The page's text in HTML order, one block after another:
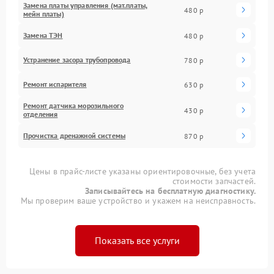
Замена платы управления (мат.платы,
мейн платы)
480 р
Замена ТЭН 480 р
Устранение засора трубопровода 780 р
Ремонт испарителя 630 р
Ремонт датчика морозильного
отделения
430 р
Прочистка дренажной системы 870 р
Цены в прайс-листе указаны ориентировочные, без учета
стоимости запчастей.
Записывайтесь на бесплатную диагностику.
Мы проверим ваше устройство и укажем на неисправность.
Показать все услуги